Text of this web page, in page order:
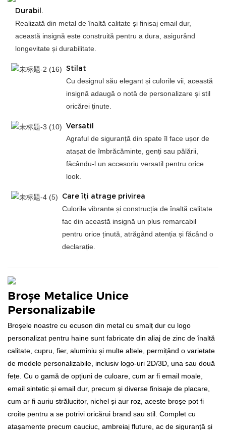
Durabil.
Realizată din metal de înaltă calitate și finisaj email dur,
această insignă este construită pentru a dura, asigurând
longevitate și durabilitate.
Stilat
Cu designul său elegant și culorile vii, această
insignă adaugă o notă de personalizare și stil
oricărei ținute.
Versatil
Agraful de siguranță din spate îl face ușor de
atașat de îmbrăcăminte, genți sau pălării,
făcându-l un accesoriu versatil pentru orice
look.
Care îți atrage privirea
Culorile vibrante și construcția de înaltă calitate
fac din această insignă un plus remarcabil
pentru orice ținută, atrăgând atenția și făcând o
declarație.
Broșe Metalice Unice
Personalizabile
Broșele noastre cu ecuson din metal cu smalț dur cu logo
personalizat pentru haine sunt fabricate din aliaj de zinc de înaltă
calitate, cupru, fier, aluminiu și multe altele, permițând o varietate
de modele personalizabile, inclusiv logo-uri 2D/3D, una sau două
fețe. Cu o gamă de opțiuni de culoare, cum ar fi email moale,
email sintetic și email dur, precum și diverse finisaje de placare,
cum ar fi auriu strălucitor, nichel și aur roz, aceste broșe pot fi
croite pentru a se potrivi oricărui brand sau stil. Complet cu
atașamente precum cauciuc, ambreiaj fluture, ac de siguranță și